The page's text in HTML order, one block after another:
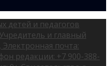
детей и педагогов
и главный
почта:
редакции: +7 900-388-